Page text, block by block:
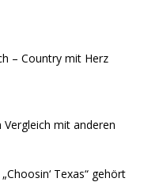
– Country mit Herz
mit anderen
Texas“ gehört